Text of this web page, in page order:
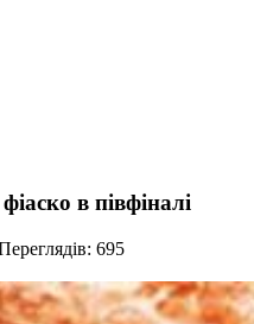
в півфіналі
695